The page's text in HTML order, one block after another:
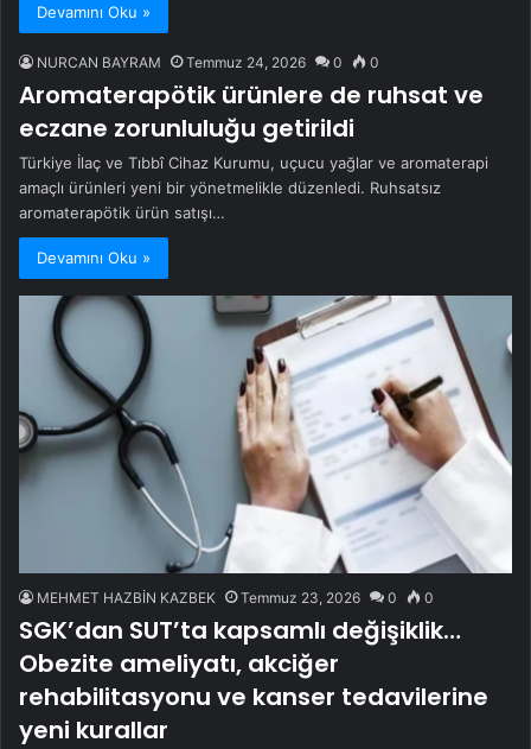
Devamını Oku »
NURCAN BAYRAM Temmuz 24, 2026 0 0
Aromaterapötik ürünlere de ruhsat ve
eczane zorunluluğu getirildi
Türkiye İlaç ve Tıbbî Cihaz Kurumu, uçucu yağlar ve aromaterapi
amaçlı ürünleri yeni bir yönetmelikle düzenledi. Ruhsatsız
aromaterapötik ürün satışı…
Devamını Oku »
MEHMET HAZBİN KAZBEK Temmuz 23, 2026 0 0
SGK’dan SUT’ta kapsamlı değişiklik…
Obezite ameliyatı, akciğer
rehabilitasyonu ve kanser tedavilerine
yeni kurallar